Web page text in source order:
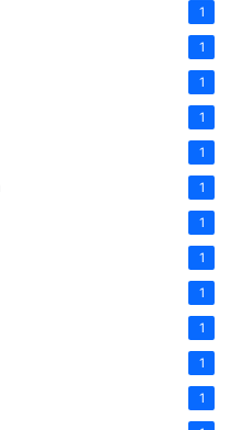
1
1
1
1
1
1
1
1
1
1
1
1